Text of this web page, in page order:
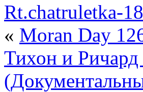
Rt.chatruletka-
« Moran Day
Тихон и